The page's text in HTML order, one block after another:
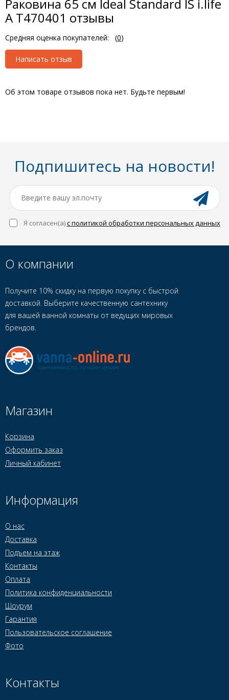
Раковина 65 см Ideal Standard IS i.life
A T470401 отзывы
Средняя оценка покупателей: (0)
Написать отзыв
Об этом товаре отзывов пока нет. Будьте первым!
Подпишитесь на новости!
Я согласен(a)с политикой обработки персональных данных
О компании
Получите 10% скидку на первую покупку с быстрой
доставкой. Выберите качественную сантехнику
для вашей ванной комнаты от ведущих мировых
брендов.
Магазин
Корзина
Оформить заказ
Личный кабинет
Информация
О нас
Доставка
Подъем на этаж
Контакты
Оплата
Политика конфиденциальности
Шоурум
Гарантия
Пользовательское соглашение
Фото
Контакты